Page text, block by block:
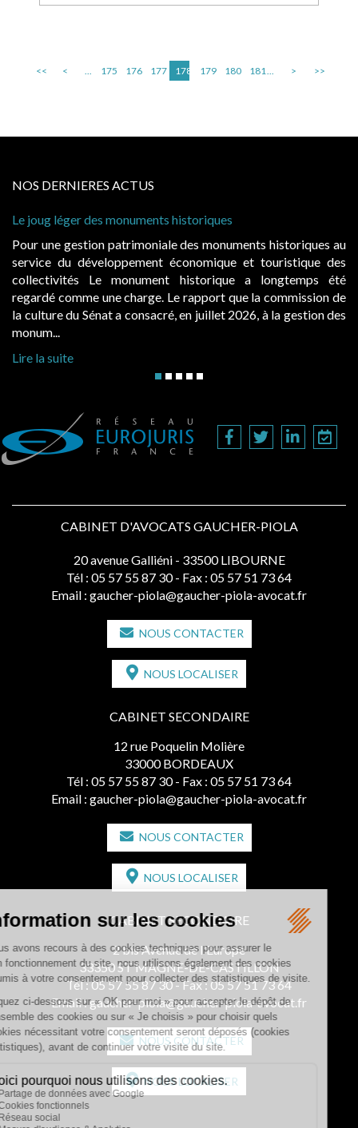
<< < ... 175 176 177 178 179 180 181... > >>
NOS DERNIERES ACTUS
historiques
des monuments historiques au
et touristique des
historique a longtemps été
rapport que la commission de
en juillet 2026, à la gestion des
Cabines de plage : le juge
Evocatrices des bains de
également un beau sujet
public, elles donnent lieu au
d’occupation. Saisies par des
CABINET D'AVOCATS GAUCHER-PIOLA
20 avenue Galliéni - 33500 LIBOURNE
Tél : 05 57 55 87 30 - Fax : 05 57 51 73 64
Email : gaucher-piola@gaucher-piola-avocat.fr
NOUS CONTACTER
NOUS LOCALISER
CABINET SECONDAIRE
12 rue Poquelin Molière
33000 BORDEAUX
Tél : 05 57 55 87 30 - Fax : 05 57 51 73 64
Email : gaucher-piola@gaucher-piola-avocat.fr
NOUS CONTACTER
NOUS LOCALISER
CABINET SECONDAIRE
2 bis Avenue de l'Europe
33350 ST MAGNE-DE-CASTILLON
Tél :05 57 55 87 30- Fax : 05 57 51 73 64
Email :gaucher-piola@gaucher-piola-avocat.fr
NOUS CONTACTER
NOUS LOCALISER